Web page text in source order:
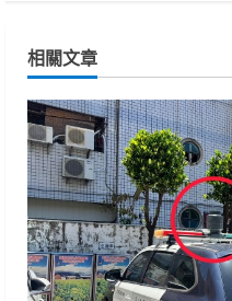
n
u
e
R
e
a
相關文章